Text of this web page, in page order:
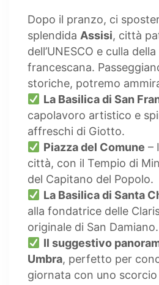
Dopo il pranzo, ci
splendida Assisi, città
dell’UNESCO e culla
francescana.
storiche, potremo
La Basilica di San
capolavoro artistico e
affreschi di Giotto.
Piazza del Comune –
città, con il Tempio di
del Capitano del Popolo.
La Basilica di Santa
alla fondatrice delle
originale di San Damiano.
Il suggestivo
Umbra, perfetto per
giornata con uno